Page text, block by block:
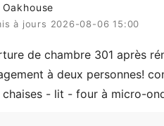
à jours 2026-08-06 15:00
de chambre 301 après
à deux personnes!
chaises - lit - four à micro-